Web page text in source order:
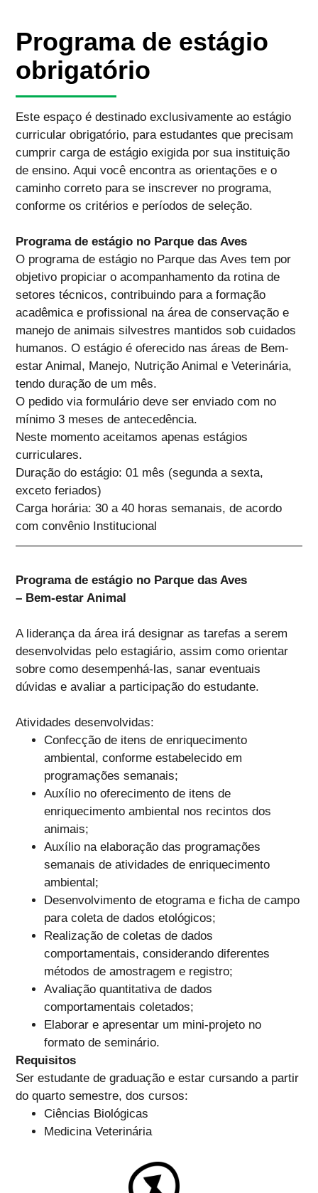
Programa de estágio
obrigatório
Este espaço é destinado exclusivamente ao estágio
curricular obrigatório, para estudantes que precisam
cumprir carga de estágio exigida por sua instituição
de ensino. Aqui você encontra as orientações e o
caminho correto para se inscrever no programa,
conforme os critérios e períodos de seleção.
Programa de estágio no Parque das Aves
O programa de estágio no Parque das Aves tem por
objetivo propiciar o acompanhamento da rotina de
setores técnicos, contribuindo para a formação
acadêmica e profissional na área de conservação e
manejo de animais silvestres mantidos sob cuidados
humanos. O estágio é oferecido nas áreas de Bem-
estar Animal, Manejo, Nutrição Animal e Veterinária,
tendo duração de um mês.
O pedido via formulário deve ser enviado com no
mínimo 3 meses de antecedência.
Neste momento aceitamos apenas estágios
curriculares.
Duração do estágio: 01 mês (segunda a sexta,
exceto feriados)
Carga horária: 30 a 40 horas semanais, de acordo
com convênio Institucional
Programa de estágio no Parque das Aves
– Bem-estar Animal
A liderança da área irá designar as tarefas a serem
desenvolvidas pelo estagiário, assim como orientar
sobre como desempenhá-las, sanar eventuais
dúvidas e avaliar a participação do estudante.
Atividades desenvolvidas:
Confecção de itens de enriquecimento
ambiental, conforme estabelecido em
programações semanais;
Auxílio no oferecimento de itens de
enriquecimento ambiental nos recintos dos
animais;
Auxílio na elaboração das programações
semanais de atividades de enriquecimento
ambiental;
Desenvolvimento de etograma e ficha de campo
para coleta de dados etológicos;
Realização de coletas de dados
comportamentais, considerando diferentes
métodos de amostragem e registro;
Avaliação quantitativa de dados
comportamentais coletados;
Elaborar e apresentar um mini-projeto no
formato de seminário.
Requisitos
Ser estudante de graduação e estar cursando a partir
do quarto semestre, dos cursos:
Ciências Biológicas
Medicina Veterinária